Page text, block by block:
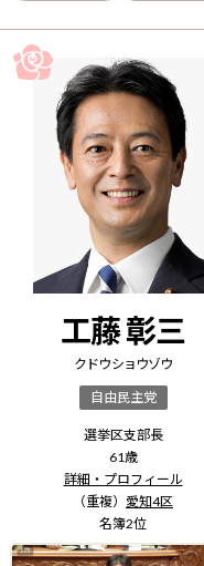
工藤 彰三
クドウ ショウゾウ
自由民主党
選挙区支部長
61歳
詳細・プロフィール
（重複） 愛知4区
名簿2位